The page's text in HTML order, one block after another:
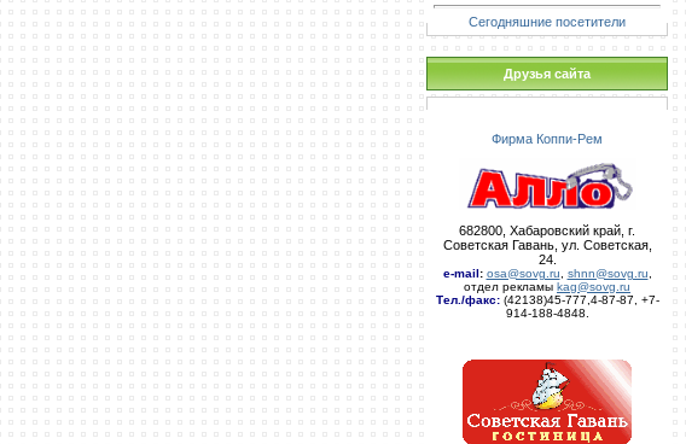
Сегодняшние посетители
Друзья сайта
Фирма Коппи-Рем
682800, Хабаровский край, г.
Советская Гавань, ул. Советская,
24.
e-mail: osa@sovg.ru shnn@sovg.ru
отдел рекламы kag@sovg.ru
Тел./факс:(42138)45-777,4-87-87, +7-
914-188-4848.